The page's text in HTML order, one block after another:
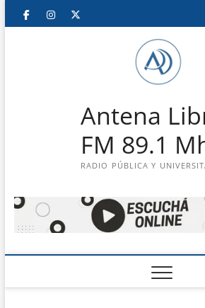
Saltar
FacebookInstagram
Antena
FM 89.1
RADIO PÚBLICA Y